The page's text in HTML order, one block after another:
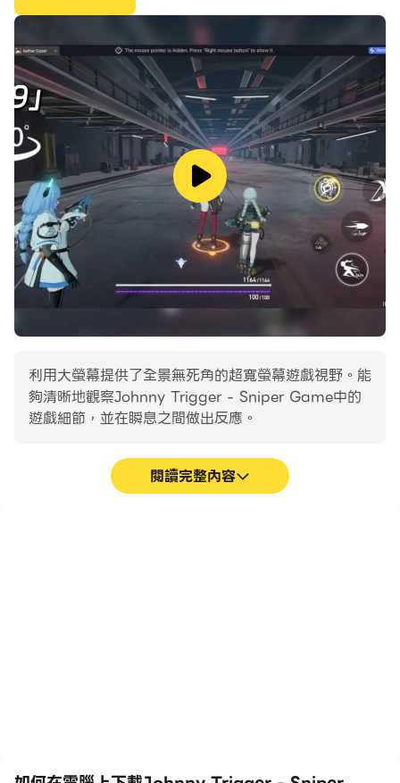
Precision is key — use the scope to line up the
perfect shot.
Stay sharp — enemies can run, hide or drive away,
and they can defeat you too.
The breakthrough in sniper games offers
distinctive features.💣
⚈ Diverse locations: from bakery to gas station.
⚈ Unlock and upgrade gear with earned money.
⚈ Protect civilians while chasing villains.
⚈ The main villain always tries to escape —
don’t let him!
upgrades.
🔥 Time to choose: stick to old sniper games or
download «Johnny Trigger - Sniper Game» and
enjoy a fresh action experience!
利用大螢幕提供了全景無死角的超寬螢幕遊戲視野。能
夠清晰地觀察Johnny Trigger - Sniper Game中的
遊戲細節，並在瞬息之間做出反應。
閱讀完整內容